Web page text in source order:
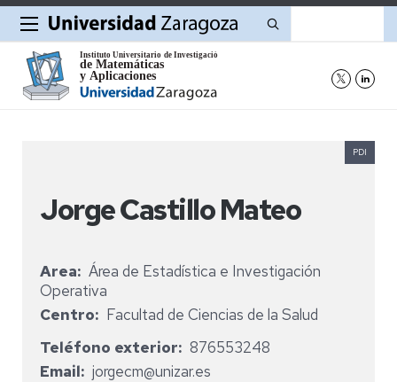
Jorge Castillo Mateo
PDI
Area
Área de Estadística e Investigación
Operativa
Centro
Facultad de Ciencias de la Salud
Teléfono exterior
876553248
Email
jorgecm@unizar.es